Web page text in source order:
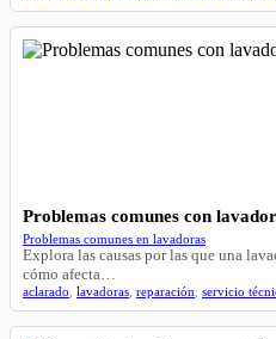
Problemas comunes con
Problemas comunes en lavadoras
Explora las causas por las que una
cómo afecta…
aclarado lavadoras reparación servicio